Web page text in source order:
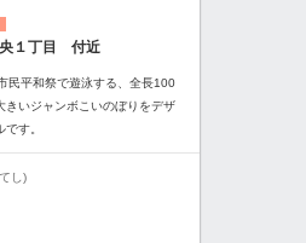
１丁目 付近
民平和祭で遊泳する、全長100
きいジャンボこいのぼりをデザ
す。
し)